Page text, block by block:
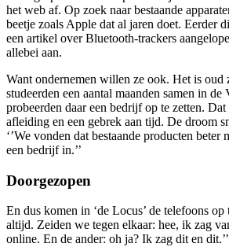
het web af. Op zoek naar bestaande
beetje zoals Apple dat al jaren doet. Eerder
een artikel over Bluetooth-trackers
allebei aan.
Want ondernemen willen ze ook. Het is oud
studeerden een aantal maanden samen in de
probeerden daar een bedrijf op te zetten.
afleiding en een gebrek aan tijd. De droom
‘’We vonden dat bestaande producten beter
een bedrijf in.’’
Doorgezopen
En dus komen in ‘de Locus’ de telefoons op
altijd. Zeiden we tegen elkaar: hee, ik zag
online. En de ander: oh ja? Ik zag dit en